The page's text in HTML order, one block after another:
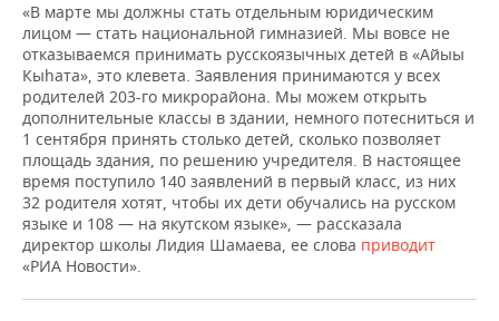
ХОККЕЙ С МЯЧОМ
ПРОИСШЕСТВИЯ
«В марте мы должны стать отдельным юридическим
лицом — стать национальной гимназией. Мы вовсе не
отказываемся принимать русскоязычных детей в «Айыы
Кыhата», это клевета. Заявления принимаются у всех
родителей 203-го микрорайона. Мы можем открыть
дополнительные классы в здании, немного потесниться и
1 сентября принять столько детей, сколько позволяет
площадь здания, по решению учредителя. В настоящее
время поступило 140 заявлений в первый класс, из них
32 родителя хотят, чтобы их дети обучались на русском
языке и 108 — на якутском языке», — рассказала
директор школы Лидия Шамаева, ее слова приводит
«РИА Новости».